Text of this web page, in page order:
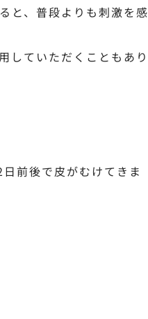
と、普段よりも刺激を感
していただくこともあり
前後で皮がむけてきま